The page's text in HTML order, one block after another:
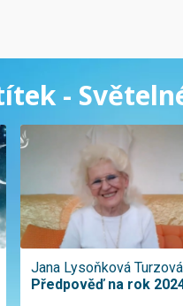
-
Jana Lysoňková Turzová
Předpověď na rok